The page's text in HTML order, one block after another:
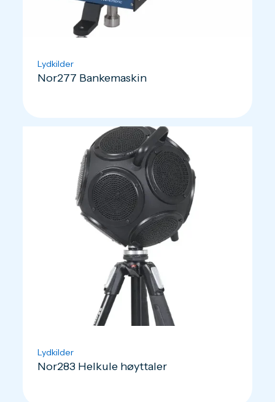
Lydkilder
Nor277 Bankemaskin
Lydkilder
Nor283 Helkule høyttaler